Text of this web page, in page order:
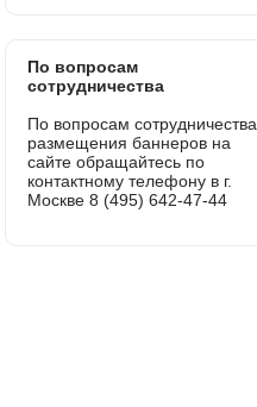
По вопросам
сотрудничества
По вопросам сотрудничества
размещения баннеров на
сайте обращайтесь по
контактному телефону в г.
Москве 8 (495) 642-47-44